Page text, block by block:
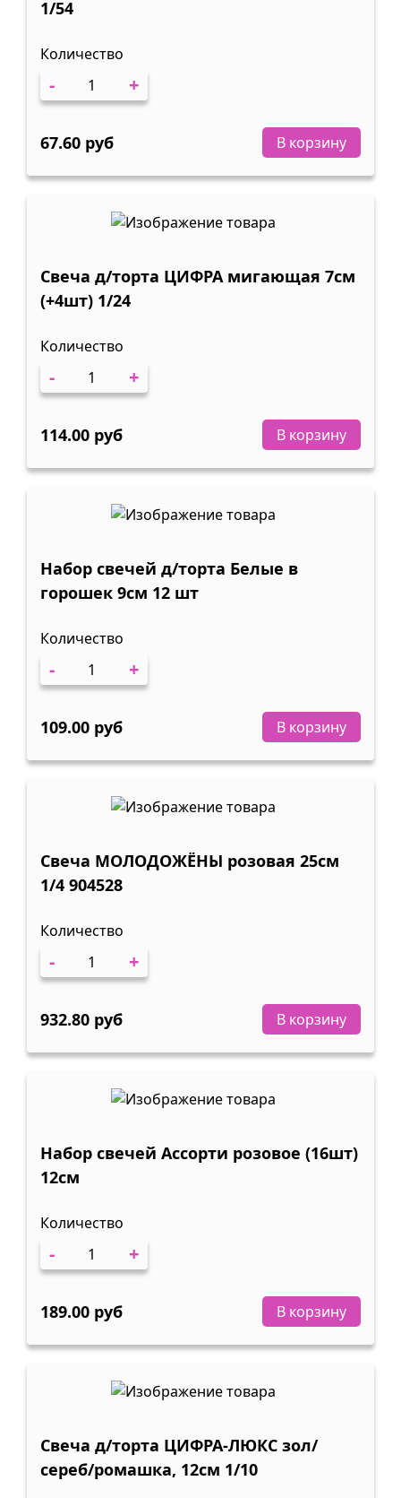
1/54
Количество
- +
67.60 руб В корзину
Свеча д/торта ЦИФРА мигающая 7см
(+4шт) 1/24
Количество
- +
114.00 руб В корзину
Набор свечей д/торта Белые в
горошек 9см 12 шт
Количество
- +
109.00 руб В корзину
Свеча МОЛОДОЖЁНЫ розовая 25см
1/4 904528
Количество
- +
932.80 руб В корзину
Набор свечей Ассорти розовое (16шт)
12см
Количество
- +
189.00 руб В корзину
Свеча д/торта ЦИФРА-ЛЮКС зол/
сереб/ромашка, 12см 1/10